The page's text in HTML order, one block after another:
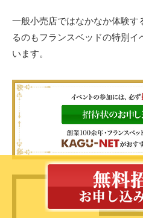
一般小売店ではなかなか体験
るのもフランスベッドの特別
います。